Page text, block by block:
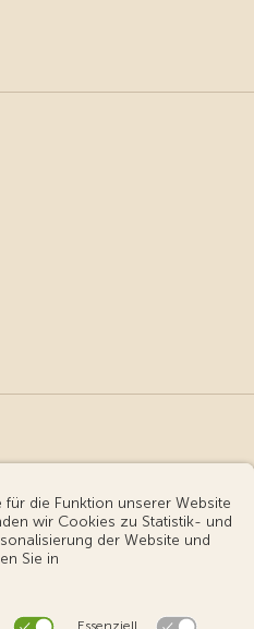
Schweiz
- rechtliche Informationen